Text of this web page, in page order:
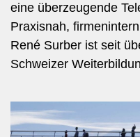
eine überzeugende
Praxisnah,
René Surber ist seit
Schweizer